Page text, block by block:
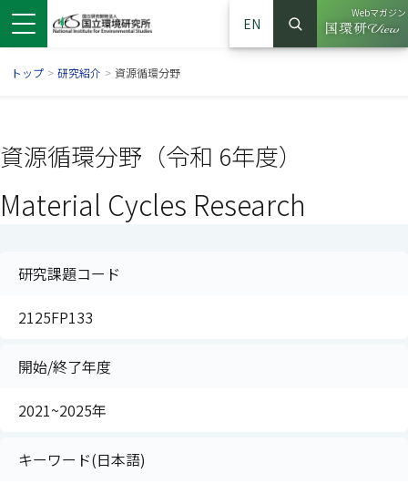
ウで開きます）
ンドウで開きます）
ウインドウで開きます）
EN
サイト内検索
検索
Webマガジン
（別ウイ
トップ > 研究紹介 > 資源循環分野
資源循環分野（令和 6年度）
Material Cycles Research
研究課題コード
2125FP133
開始/終了年度
2021~2025年
キーワード(日本語)